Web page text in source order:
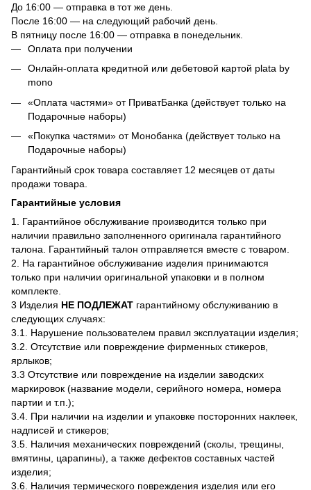
До 16:00 — отправка в тот же день.
После 16:00 — на следующий рабочий день.
В пятницу после 16:00 — отправка в понедельник.
Оплата при получении
Онлайн-оплата кредитной или дебетовой картой plata by
mono
«Оплата частями» от ПриватБанка (действует только на
Подарочные наборы)
«Покупка частями» от Монобанка (действует только на
Подарочные наборы)
Гарантийный срок товара составляет 12 месяцев от даты
продажи товара.
Гарантийные условия
1. Гарантийное обслуживание производится только при
наличии правильно заполненного оригинала гарантийного
талона. Гарантийный талон отправляется вместе с товаром.
2. На гарантийное обслуживание изделия принимаются
только при наличии оригинальной упаковки и в полном
комплекте.
3 Изделия НЕ ПОДЛЕЖАТ гарантийному обслуживанию в
следующих случаях:
3.1. Нарушение пользователем правил эксплуатации изделия;
3.2. Отсутствие или повреждение фирменных стикеров,
ярлыков;
3.3 Отсутствие или повреждение на изделии заводских
маркировок (название модели, серийного номера, номера
партии и т.п.);
3.4. При наличии на изделии и упаковке посторонних наклеек,
надписей и стикеров;
3.5. Наличия механических повреждений (сколы, трещины,
вмятины, царапины), а также дефектов составных частей
изделия;
3.6. Наличия термического повреждения изделия или его